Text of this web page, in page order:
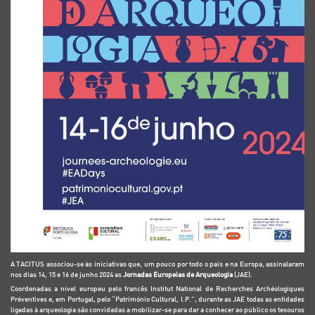
A TACITUS associou-se às iniciativas que, um pouco por todo o país e na Europa, assinalaram
nos dias 14, 15 e 16 de junho 2024 as Jornadas Europeias de Arqueologia (JAE).
Coordenadas a nível europeu pelo francês Institut National de Recherches Archéologiques
Préventives e, em Portugal, pelo “Património Cultural, I.P.”, durante as JAE todas as entidades
ligadas à arqueologia são convidadas a mobilizar-se para dar a conhecer ao público os tesouros